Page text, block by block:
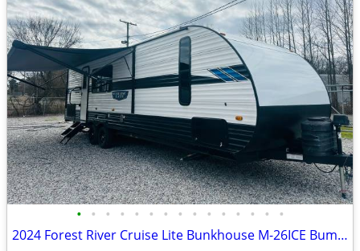
• • • • • • • • • • • • • • •
2024 Forest River Cruise Lite Bunkhouse M-26ICE Bumper Pull RV